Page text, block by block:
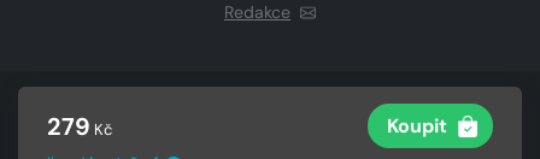
279 Kč Koupit
Redakce
CZECH NEWS CENTER a.s.a dodavatelé